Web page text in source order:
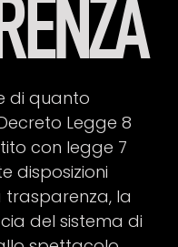
di quanto
Legge 8
con legge 7
disposizioni
trasparenza, la
del sistema di